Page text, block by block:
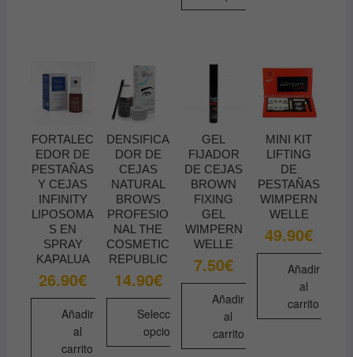
opciones
elegir
en
la
página
de
producto
producto
variantes.
Las
opciones
se
pueden
elegir
en
la
página
de
producto
variantes.
Las
opciones
se
pueden
elegir
en
la
página
de
producto
FORTALEC
EDOR DE
PESTAÑAS
Y CEJAS
INFINITY
LIPOSOMA
S EN
SPRAY
KAPALUA
26.90€
Añadir
al
carrito
DENSIFICA
DOR DE
CEJAS
NATURAL
BROWS
PROFESIO
NAL THE
COSMETIC
REPUBLIC
14.90€
Seleccionar
opciones
GEL
FIJADOR
DE CEJAS
BROWN
FIXING
GEL
WIMPERN
WELLE
7.50€
Añadir
al
carrito
MINI KIT
LIFTING
DE
PESTAÑAS
WIMPERN
WELLE
49.90€
Añadir
al
carrito